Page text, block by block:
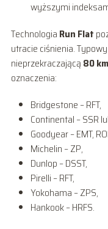
wyższymi
Technologia Run Flat
utracie ciśnienia.
nieprzekraczającą 80
oznaczenia:
Bridgestone – RFT,
Continental – SSR
Goodyear – EMT,
Michelin – ZP,
Dunlop – DSST,
Pirelli – RFT,
Yokohama – ZPS,
Hankook – HRFS.